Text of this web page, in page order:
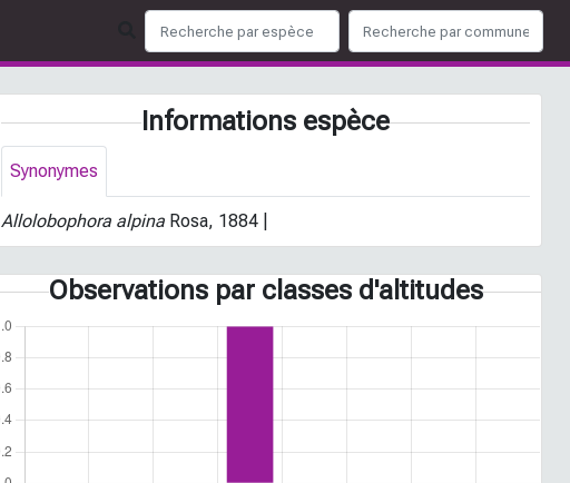
Informations espèce
Synonymes
Allolobophora alpina Rosa, 1884 |
Observations par classes d'altitudes